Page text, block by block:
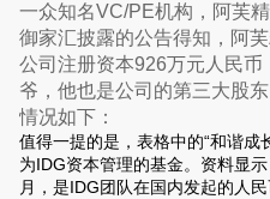
一众知名VC/PE机构，阿芙
御家汇披露的公告得知，阿
公司注册资本926万元人民
爷，他也是公司的第三大股
情况如下：
值得一提的是，表格中的“和谐成
为IDG资本管理的基金。资料显
月，是IDG团队在国内发起的人